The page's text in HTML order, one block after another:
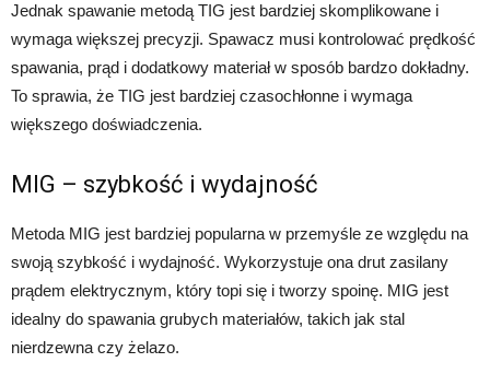
Jednak spawanie metodą TIG jest bardziej skomplikowane i
wymaga większej precyzji. Spawacz musi kontrolować prędkość
spawania, prąd i dodatkowy materiał w sposób bardzo dokładny.
To sprawia, że TIG jest bardziej czasochłonne i wymaga
większego doświadczenia.
MIG – szybkość i wydajność
Metoda MIG jest bardziej popularna w przemyśle ze względu na
swoją szybkość i wydajność. Wykorzystuje ona drut zasilany
prądem elektrycznym, który topi się i tworzy spoinę. MIG jest
idealny do spawania grubych materiałów, takich jak stal
nierdzewna czy żelazo.